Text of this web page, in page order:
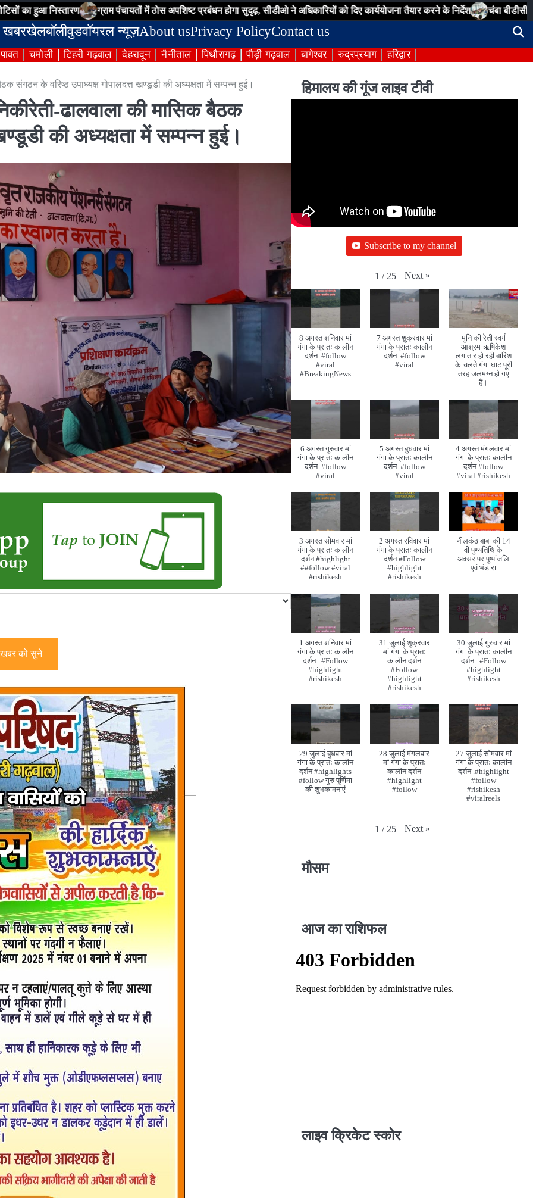
ग्राम पंचायतों में ठोस अपशिष्ट प्रबंधन होगा सुदृढ़, सीडीओ ने अधिकारियों को दिए कार्ययोजना तैयार करने के निर्देश चंबा बीडीसी बैठक: पेयजल,
खबरखेलबॉलीवुडवॉयरल न्यूज़About usPrivacy PolicyContact us
चमोली टिहरी गढ़वाल देहरादून नैनीताल पिथौरागढ़ पौड़ी गढ़वाल बागेश्वर रुद्रप्रयाग हरिद्वार
संगठन के वरिष्ठ उपाध्यक्ष गोपालदत्त खण्डूडी की अध्यक्षता में सम्पन्न हुई।
ढालवाला की मासिक बैठक
की अध्यक्षता में सम्पन्न हुई।
को सुने
हिमालय की गूंज लाइव टीवी
Subscribe to my channel
1 / 25 Next »
8 अगस्त शनिवार मां
गंगा के प्रातः कालीन
दर्शन .#follow
#viral
#BreakingNews
7 अगस्त शुक्रवार मां
गंगा के प्रातः कालीन
दर्शन .#follow
#viral
मुनि की रेती स्वर्ग
आश्रम ऋषिकेश
लगातार हो रही बारिश
के चलते गंगा घाट पूरी
तरह जलमग्न हो गए
हैं।
6 अगस्त गुरुवार मां
गंगा के प्रातः कालीन
दर्शन .#follow
#viral
5 अगस्त बुधवार मां
गंगा के प्रातः कालीन
दर्शन .#follow
#viral
4 अगस्त मंगलवार मां
गंगा के प्रातः कालीन
दर्शन #follow
#viral #rishikesh
3 अगस्त सोमवार मां
गंगा के प्रातः कालीन
दर्शन #highlight
##follow #viral
#rishikesh
2 अगस्त रविवार मां
गंगा के प्रातः कालीन
दर्शन #Follow
#highlight
#rishikesh
नीलकंठ बाबा की 14
वी पुण्यतिथि के
अवसर पर पुष्पांजलि
एवं भंडारा
1 अगस्त शनिवार मां
गंगा के प्रातः कालीन
दर्शन . #Follow
#highlight
#rishikesh
31 जुलाई शुक्रवार
मां गंगा के प्रातः
कालीन दर्शन
#Follow
#highlight
#rishikesh
30 जुलाई गुरुवार मां
गंगा के प्रातः कालीन
दर्शन . #Follow
#highlight
#rishikesh
29 जुलाई बुधवार मां
गंगा के प्रातः कालीन
दर्शन #highlights
#follow गुरु पूर्णिमा
की शुभकामनाएं
28 जुलाई मंगलवार
मां गंगा के प्रातः
कालीन दर्शन
#highlight
#follow
27 जुलाई सोमवार मां
गंगा के प्रातः कालीन
दर्शन .#highlight
#follow
#rishikesh
#viralreels
1 / 25 Next »
मौसम
आज का राशिफल
लाइव क्रिकेट स्कोर